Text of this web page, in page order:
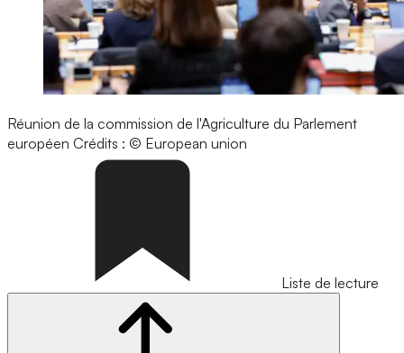
Réunion de la commission de l'Agriculture du Parlement
européen Crédits : © European union
Liste de lecture